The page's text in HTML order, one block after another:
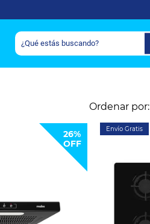
Ordenar por:
26%
OFF
Envío Gratis